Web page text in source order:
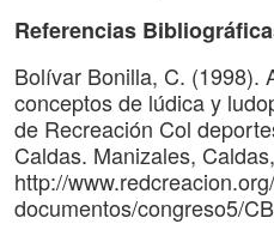
Referencias
Bolívar Bonilla, C. (1998).
conceptos de lúdica y
de Recreación Col
Caldas. Manizales,
http://www.redcreacion.org/
documentos/congreso5/